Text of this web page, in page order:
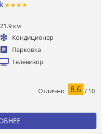
★★★★
21.9 км
Кондиционер
Парковка
Телевизор
Отлично 8.6 / 10